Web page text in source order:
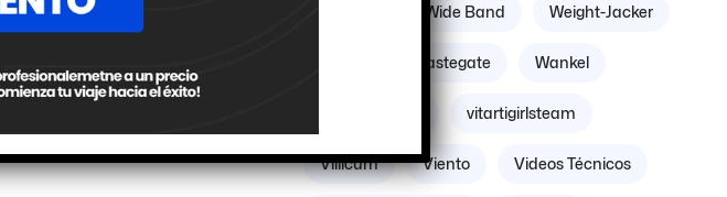
Wide Band Weight-Jacker
Wastegate Wankel
vitartigirlsteam
Villicum Viento Videos Técnicos